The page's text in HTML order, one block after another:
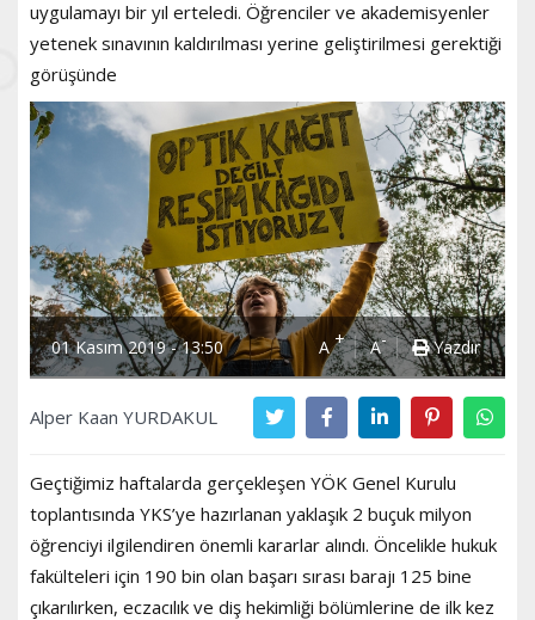
uygulamayı bir yıl erteledi. Öğrenciler ve akademisyenler
yetenek sınavının kaldırılması yerine geliştirilmesi gerektiği
görüşünde
01 Kasım 2019 - 13:50 A+ A- Yazdır
Alper Kaan YURDAKUL
Geçtiğimiz haftalarda gerçekleşen YÖK Genel Kurulu
toplantısında YKS’ye hazırlanan yaklaşık 2 buçuk milyon
öğrenciyi ilgilendiren önemli kararlar alındı. Öncelikle hukuk
fakülteleri için 190 bin olan başarı sırası barajı 125 bine
çıkarılırken, eczacılık ve diş hekimliği bölümlerine de ilk kez